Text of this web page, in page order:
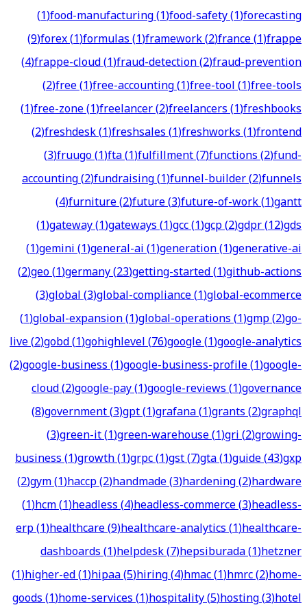
(1)food-manufacturing(1)food-safety(1)forecasting
(9)forex(1)formulas(1)framework(2)france(1)frappe
(4)frappe-cloud(1)fraud-detection(2)fraud-prevention
(2)free(1)free-accounting(1)free-tool(1)free-tools
(1)free-zone(1)freelancer(2)freelancers(1)freshbooks
(2)freshdesk(1)freshsales(1)freshworks(1)frontend
(3)fruugo(1)fta(1)fulfillment(7)functions(2)fund-
accounting(2)fundraising(1)funnel-builder(2)funnels
(4)furniture(2)future(3)future-of-work(1)gantt
(1)gateway(1)gateways(1)gcc(1)gcp(2)gdpr(12)gds
(1)gemini(1)general-ai(1)generation(1)generative-ai
(2)geo(1)germany(23)getting-started(1)github-actions
(3)global(3)global-compliance(1)global-ecommerce
(1)global-expansion(1)global-operations(1)gmp(2)go-
live(2)gobd(1)gohighlevel(76)google(1)google-analytics
(2)google-business(1)google-business-profile(1)google-
cloud(2)google-pay(1)google-reviews(1)governance
(8)government(3)gpt(1)grafana(1)grants(2)graphql
(3)green-it(1)green-warehouse(1)gri(2)growing-
business(1)growth(1)grpc(1)gst(7)gta(1)guide(43)gxp
(2)gym(1)haccp(2)handmade(3)hardening(2)hardware
(1)hcm(1)headless(4)headless-commerce(3)headless-
erp(1)healthcare(9)healthcare-analytics(1)healthcare-
dashboards(1)helpdesk(7)hepsiburada(1)hetzner
(1)higher-ed(1)hipaa(5)hiring(4)hmac(1)hmrc(2)home-
goods(1)home-services(1)hospitality(5)hosting(3)hotel